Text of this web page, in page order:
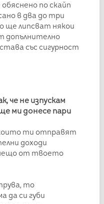
по скайп
в два до три
ще липсват някои
допълнително
със сигурност
че не изпускам
ми донесе пари
ти отправят
доходи
от твоето
то
да си губи